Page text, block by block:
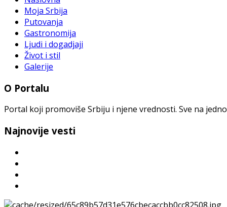
Moja Srbija
Putovanja
Gastronomija
Ljudi i dogadjaji
Život i stil
Galerije
O Portalu
Portal koji promoviše Srbiju i njene vrednosti. Sve na
Najnovije vesti